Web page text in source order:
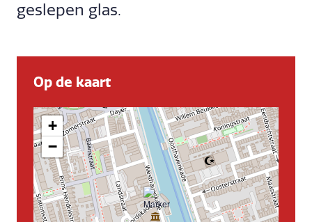
geslepen glas.
Op de kaart
+
−